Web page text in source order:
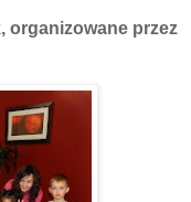
organizowane przez